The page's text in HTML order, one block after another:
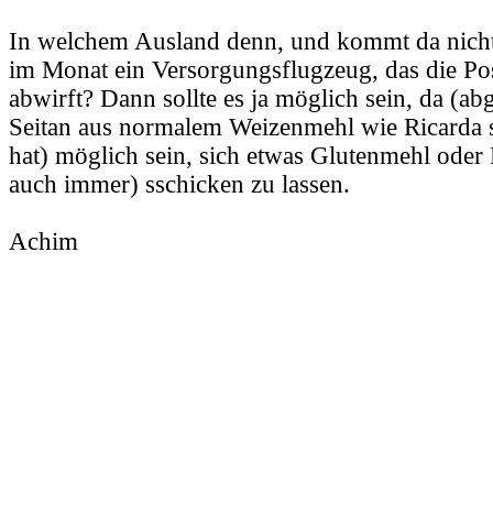
In welchem Ausland denn, und kommt da
im Monat ein Versorgungsflugzeug, das die
abwirft? Dann sollte es ja möglich sein, da
Seitan aus normalem Weizenmehl wie Ricarda
hat) möglich sein, sich etwas Glutenmehl oder
auch immer) sschicken zu lassen.
Achim